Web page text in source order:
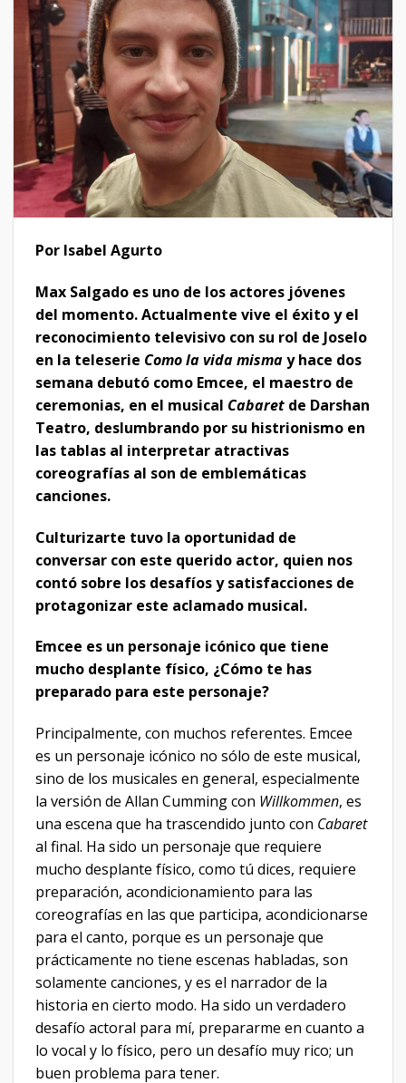
Por Isabel Agurto
Max Salgado es uno de los actores jóvenes
del momento. Actualmente vive el éxito y el
reconocimiento televisivo con su rol de Joselo
en la teleserie Como la vida mismay hace dos
semana debutó como Emcee, el maestro de
ceremonias, en el musical Cabaret de Darshan
Teatro, deslumbrando por su histrionismo en
las tablas al interpretar atractivas
coreografías al son de emblemáticas
canciones.
Culturizarte tuvo la oportunidad de
conversar con este querido actor, quien nos
contó sobre los desafíos y satisfacciones de
protagonizar este aclamado musical.
Emcee es un personaje icónico que tiene
mucho desplante físico, ¿Cómo te has
preparado para este personaje?
Principalmente, con muchos referentes. Emcee
es un personaje icónico no sólo de este musical,
sino de los musicales en general, especialmente
la versión de Allan Cumming con Willkommen, es
una escena que ha trascendido junto con Cabaret
al final. Ha sido un personaje que requiere
mucho desplante físico, como tú dices, requiere
preparación, acondicionamiento para las
coreografías en las que participa, acondicionarse
para el canto, porque es un personaje que
prácticamente no tiene escenas habladas, son
solamente canciones, y es el narrador de la
historia en cierto modo. Ha sido un verdadero
desafío actoral para mí, prepararme en cuanto a
lo vocal y lo físico, pero un desafío muy rico; un
buen problema para tener.